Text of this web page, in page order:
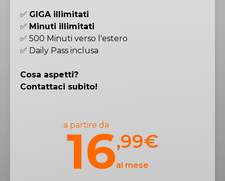
✅ GIGA illimitati
✅ Minuti illimitati
✅ 500 Minuti verso l'estero
✅ Daily Pass inclusa
Cosa aspetti?
Contattaci subito!
a partire da
16,99€
al mese